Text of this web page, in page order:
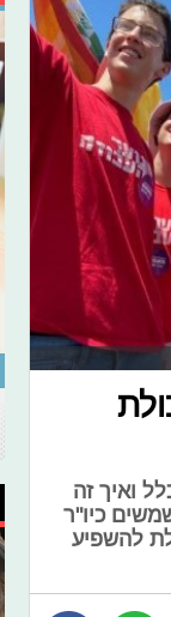
ואיך זה
כיו"ר
להשפיע